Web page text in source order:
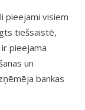
pieejami visiem
tiešsaistē,
pieejama
un
bankas